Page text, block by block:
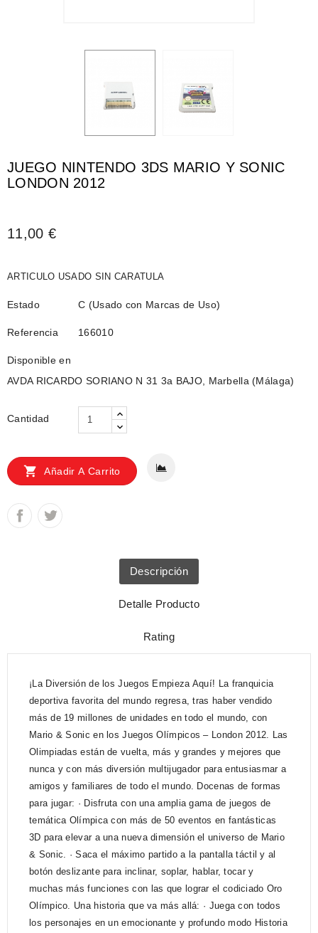
JUEGO NINTENDO 3DS MARIO Y SONIC
LONDON 2012
11,00 €
ARTICULO USADO SIN CARATULA
Estado C (Usado con Marcas de Uso)
Referencia 166010
Disponible en
AVDA RICARDO SORIANO N 31 3a BAJO, Marbella (Málaga)
Cantidad
 Añadir A Carrito
Descripción
Detalle Producto
Rating
¡La Diversión de los Juegos Empieza Aquí! La franquicia
deportiva favorita del mundo regresa, tras haber vendido
más de 19 millones de unidades en todo el mundo, con
Mario & Sonic en los Juegos Olímpicos – London 2012. Las
Olimpiadas están de vuelta, más y grandes y mejores que
nunca y con más diversión multijugador para entusiasmar a
amigos y familiares de todo el mundo. Docenas de formas
para jugar: · Disfruta con una amplia gama de juegos de
temática Olímpica con más de 50 eventos en fantásticas
3D para elevar a una nueva dimensión el universo de Mario
& Sonic. · Saca el máximo partido a la pantalla táctil y al
botón deslizante para inclinar, soplar, hablar, tocar y
muchas más funciones con las que lograr el codiciado Oro
Olímpico. Una historia que va más allá: · Juega con todos
los personajes en un emocionante y profundo modo Historia